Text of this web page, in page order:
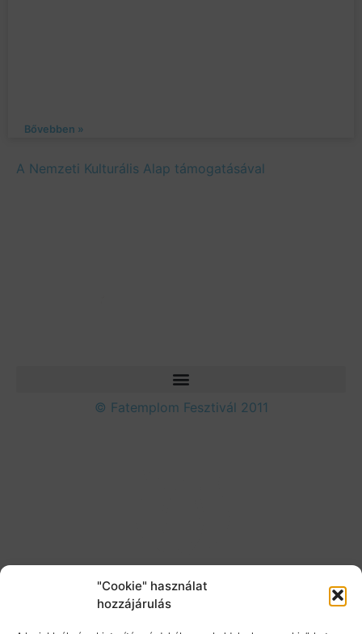
"Cookie" használat
hozzájárulás
Bővebben »
A Nemzeti Kulturális Alap támogatásával
© Fatemplom Fesztivál 2011